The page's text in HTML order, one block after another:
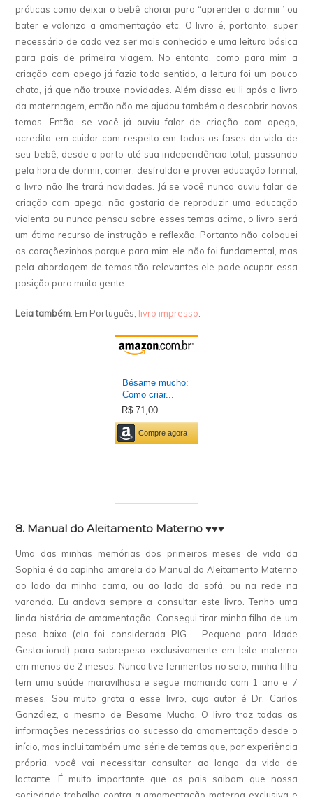
práticas como deixar o bebê chorar para “aprender a dormir” ou
bater e valoriza a amamentação etc. O livro é, portanto, super
necessário de cada vez ser mais conhecido e uma leitura básica
para pais de primeira viagem. No entanto, como para mim a
criação com apego já fazia todo sentido, a leitura foi um pouco
chata, já que não trouxe novidades. Além disso eu li após o livro
da maternagem, então não me ajudou também a descobrir novos
temas. Então, se você já ouviu falar de criação com apego,
acredita em cuidar com respeito em todas as fases da vida de
seu bebê, desde o parto até sua independência total, passando
pela hora de dormir, comer, desfraldar e prover educação formal,
o livro não lhe trará novidades. Já se você nunca ouviu falar de
criação com apego, não gostaria de reproduzir uma educação
violenta ou nunca pensou sobre esses temas acima, o livro será
um ótimo recurso de instrução e reflexão. Portanto não coloquei
os coraçõezinhos porque para mim ele não foi fundamental, mas
pela abordagem de temas tão relevantes ele pode ocupar essa
posição para muita gente.
Leia também: Em Português, livro impresso
8. Manual do Aleitamento Materno ♥♥♥
Uma das minhas memórias dos primeiros meses de vida da
Sophia é da capinha amarela do Manual do Aleitamento Materno
ao lado da minha cama, ou ao lado do sofá, ou na rede na
varanda. Eu andava sempre a consultar este livro. Tenho uma
linda história de amamentação. Consegui tirar minha filha de um
peso baixo (ela foi considerada PIG - Pequena para Idade
Gestacional) para sobrepeso exclusivamente em leite materno
em menos de 2 meses. Nunca tive ferimentos no seio, minha filha
tem uma saúde maravilhosa e segue mamando com 1 ano e 7
meses. Sou muito grata a esse livro, cujo autor é Dr. Carlos
González, o mesmo de Besame Mucho. O livro traz todas as
informações necessárias ao sucesso da amamentação desde o
início, mas inclui também uma série de temas que, por experiência
própria, você vai necessitar consultar ao longo da vida de
lactante. É muito importante que os pais saibam que nossa